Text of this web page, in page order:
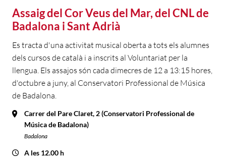
Assaig del Cor Veus del Mar, del CNL de
Badalona i Sant Adrià
Es tracta d'una activitat musical oberta a tots els alumnes
dels cursos de català i a inscrits al Voluntariat per la
llengua. Els assajos són cada dimecres de 12 a 13:15 hores,
d'octubre a juny, al Conservatori Professional de Música
de Badalona.
Carrer del Pare Claret, 2 (Conservatori Professional de
Música de Badalona)
Badalona
A les 12.00 h